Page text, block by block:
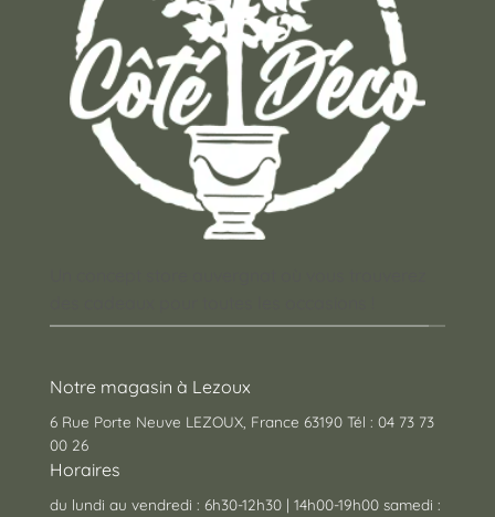
Notre magasin à Lezoux
6 Rue Porte Neuve LEZOUX, France 63190 Tél : 04 73 73
00 26
Horaires
du lundi au vendredi : 6h30-12h30 | 14h00-19h00 samedi :